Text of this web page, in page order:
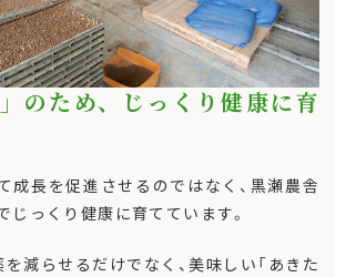
」のため、じっくり健康に育
成長を促進させるのではなく、黒瀬農舎
じっくり健康に育てています。
を減らせるだけでなく、美味しい「あきた